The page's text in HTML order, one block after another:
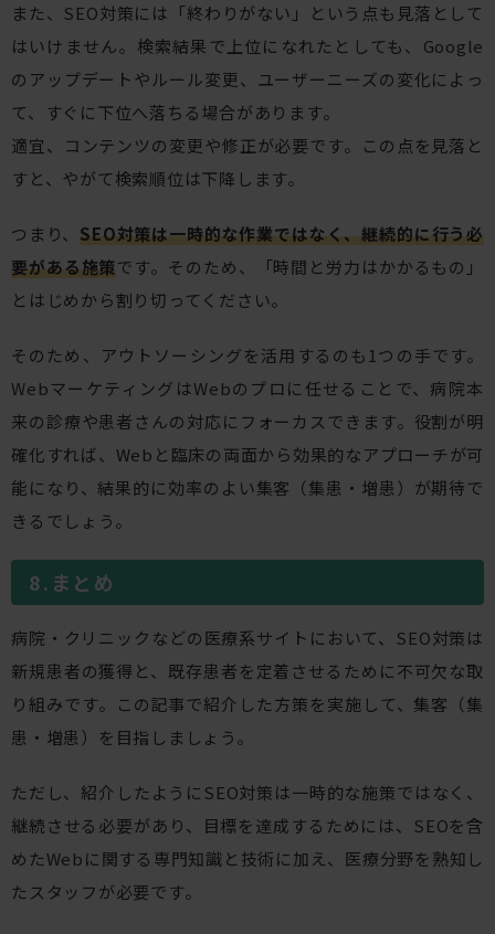
また、SEO対策には「終わりがない」という点も見落として
はいけません。検索結果で上位になれたとしても、Google
のアップデートやルール変更、ユーザーニーズの変化によっ
て、すぐに下位へ落ちる場合があります。
適宜、コンテンツの変更や修正が必要です。この点を見落と
すと、やがて検索順位は下降します。
つまり、SEO対策は一時的な作業ではなく、継続的に行う必
要がある施策です。そのため、「時間と労力はかかるもの」
とはじめから割り切ってください。
そのため、アウトソーシングを活用するのも1つの手です。
WebマーケティングはWebのプロに任せることで、病院本
来の診療や患者さんの対応にフォーカスできます。役割が明
確化すれば、Webと臨床の両面から効果的なアプローチが可
能になり、結果的に効率のよい集客（集患・増患）が期待で
きるでしょう。
まとめ
病院・クリニックなどの医療系サイトにおいて、SEO対策は
新規患者の獲得と、既存患者を定着させるために不可欠な取
り組みです。この記事で紹介した方策を実施して、集客（集
患・増患）を目指しましょう。
ただし、紹介したようにSEO対策は一時的な施策ではなく、
継続させる必要があり、目標を達成するためには、SEOを含
めたWebに関する専門知識と技術に加え、医療分野を熟知し
たスタッフが必要です。